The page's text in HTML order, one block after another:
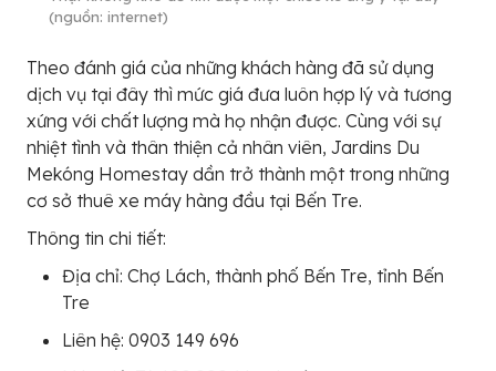
(nguồn: internet)
Theo đánh giá của những khách hàng đã sử dụng
dịch vụ tại đây thì mức giá đưa luôn hợp lý và tương
xứng với chất lượng mà họ nhận được. Cùng với sự
nhiệt tình và thân thiện cả nhân viên, Jardins Du
Mekóng Homestay dần trở thành một trong những
cơ sở thuê xe máy hàng đầu tại Bến Tre.
Thông tin chi tiết:
Địa chỉ: Chợ Lách, thành phố Bến Tre, tỉnh Bến
Tre
Liên hệ: 0903 149 696